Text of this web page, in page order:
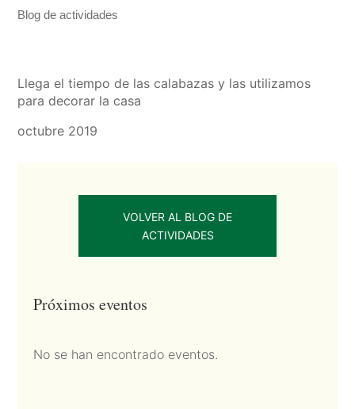
Blog de actividades
Llega el tiempo de las calabazas y las utilizamos
para decorar la casa
octubre 2019
VOLVER AL BLOG DE
ACTIVIDADES
Próximos eventos
No se han encontrado eventos.